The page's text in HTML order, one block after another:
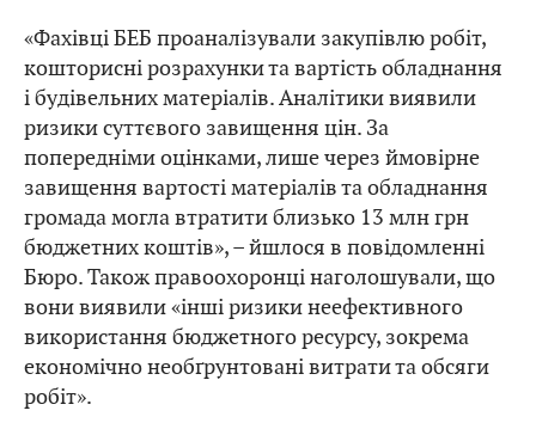
«Фахівці БЕБ проаналізували закупівлю робіт,
кошторисні розрахунки та вартість обладнання
і будівельних матеріалів. Аналітики виявили
ризики суттєвого завищення цін. За
попередніми оцінками, лише через ймовірне
завищення вартості матеріалів та обладнання
громада могла втратити близько 13 млн грн
бюджетних коштів», – йшлося в повідомленні
Бюро. Також правоохоронці наголошували, що
вони виявили «інші ризики неефективного
використання бюджетного ресурсу, зокрема
економічно необґрунтовані витрати та обсяги
робіт».